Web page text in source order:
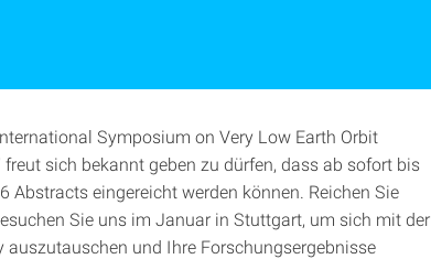
Symposium on Very Low Earth Orbit
sich bekannt geben zu dürfen, dass ab sofort bis
Abstracts eingereicht werden können. Reichen Sie
Sie uns im Januar in Stuttgart, um sich mit der
und Ihre Forschungsergebnisse